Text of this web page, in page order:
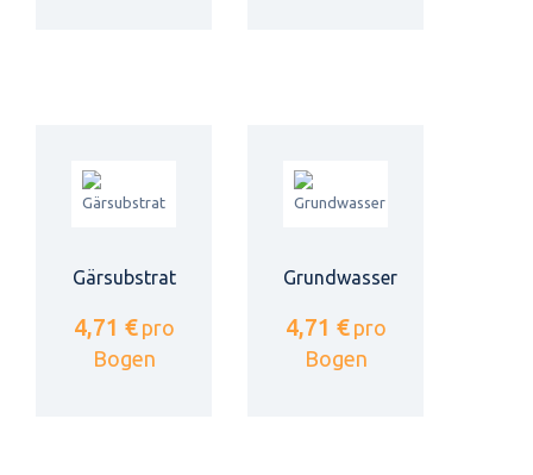
Gärsubstrat
4,71 € pro
Bogen
Grundwasser
4,71 € pro
Bogen